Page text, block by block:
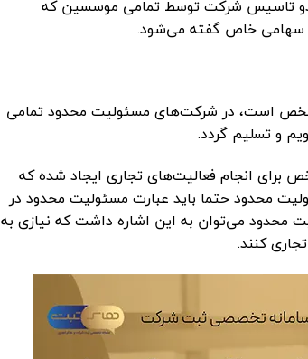
بدو تاسیس شرکت توسط تمامی موسسین که
سهامی خاص گفته می‌شود.
است، در شرکت‌های مسئولیت محدود تمامی
و تسلیم گردد.
انجام فعالیت‌های تجاری ایجاد شده که
محدود حتما باید عبارت مسئولیت محدود در
محدود می‌توان به این اشاره داشت که نیازی به
کنند.